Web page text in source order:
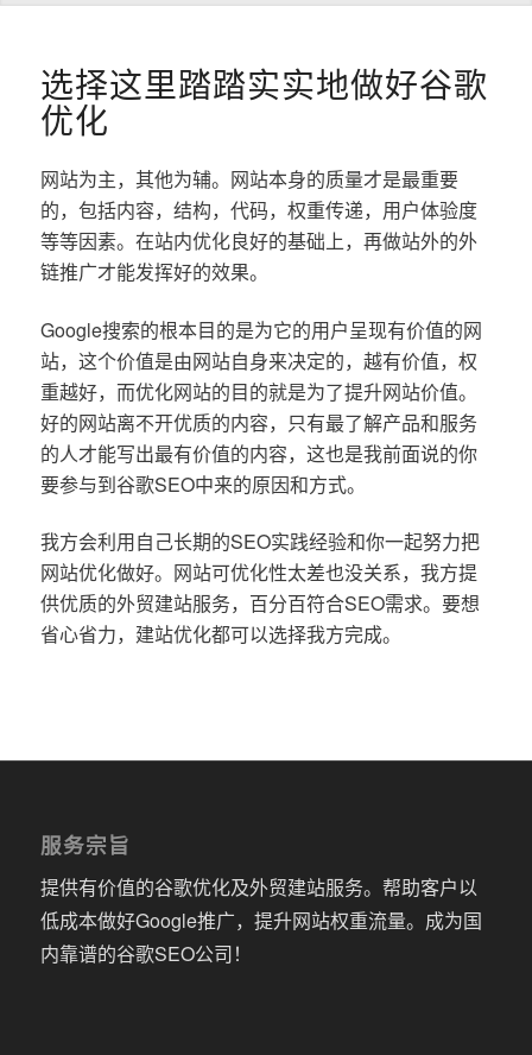
选择这里踏踏实实地做好谷歌
优化
网站为主，其他为辅。网站本身的质量才是最重要
的，包括内容，结构，代码，权重传递，用户体验度
等等因素。在站内优化良好的基础上，再做站外的外
链推广才能发挥好的效果。
Google搜索的根本目的是为它的用户呈现有价值的网
站，这个价值是由网站自身来决定的，越有价值，权
重越好，而优化网站的目的就是为了提升网站价值。
好的网站离不开优质的内容，只有最了解产品和服务
的人才能写出最有价值的内容，这也是我前面说的你
要参与到谷歌SEO中来的原因和方式。
我方会利用自己长期的SEO实践经验和你一起努力把
网站优化做好。网站可优化性太差也没关系，我方提
供优质的外贸建站服务，百分百符合SEO需求。要想
省心省力，建站优化都可以选择我方完成。
服务宗旨
提供有价值的谷歌优化及外贸建站服务。帮助客户以
低成本做好Google推广，提升网站权重流量。成为国
内靠谱的谷歌SEO公司！